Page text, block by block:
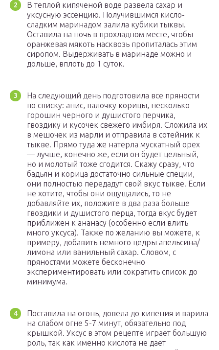
В теплой кипяченой воде развела сахар и
уксусную эссенцию. Получившимся кисло-
сладким маринадом залила кубики тыквы.
Оставила на ночь в прохладном месте, чтобы
оранжевая мякоть насквозь пропиталась этим
сиропом. Выдерживать в маринаде можно и
дольше, вплоть до 1 суток.
На следующий день подготовила все пряности
по списку: анис, палочку корицы, несколько
горошин черного и душистого перчика,
гвоздику и кусочек свежего имбиря. Сложила их
в мешочек из марли и отправила в сотейник к
тыкве. Прямо туда же натерла мускатный орех
— лучше, конечно же, если он будет цельный,
но и молотый тоже сгодится. Скажу сразу, что
бадьян и корица достаточно сильные специи,
они полностью передадут свой вкус тыкве. Если
не хотите, чтобы они ощущались, то не
добавляйте их, положите в два раза больше
гвоздики и душистого перца, тогда вкус будет
приближен к ананасу (особенно если влить
много уксуса). Также по желанию вы можете, к
примеру, добавить немного цедры апельсина/
лимона или ванильный сахар. Словом, с
пряностями можете бесконечно
экспериментировать или сократить список до
минимума.
Поставила на огонь, довела до кипения и варила
на слабом огне 5-7 минут, обязательно под
крышкой. Уксус в этом рецепте играет большую
роль, так как именно кислота не дает